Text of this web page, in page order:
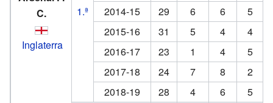
C.
Inglaterra
1.ª
2014-15
29 6 6
5
2015-16
31 5 4
4
2016-17
23 1 4
5
2017-18
24 7 8
2
2018-19
28 4 6
5